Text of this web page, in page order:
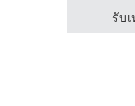
รับ